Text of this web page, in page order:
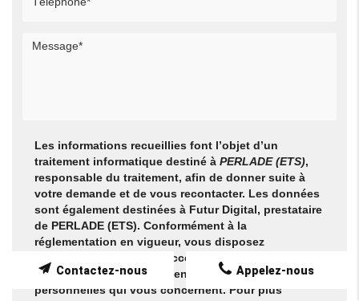
Les informations recueillies font l’objet d’un
traitement informatique destiné àPERLADE (ETS),
responsable du traitement, afin de donner suite à
votre demande et de vous recontacter. Les données
sont également destinées à Futur Digital, prestataire
de PERLADE (ETS). Conformément à la
réglementation en vigueur, vous disposez
notamment d'un droit d'accès, de rectification,
d'opposition et d'effacement sur les données
personnelles qui vous concernent. Pour plus
Appelez-nous
Contactez-nous